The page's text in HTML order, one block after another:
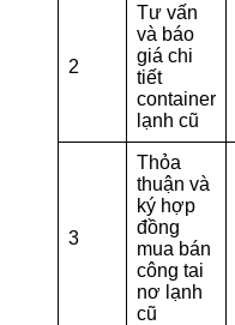
2
Tư vấn
và báo
giá chi
tiết
container
lạnh cũ
3
Thỏa
thuận và
ký hợp
đồng
mua bán
công tai
nơ lạnh
cũ